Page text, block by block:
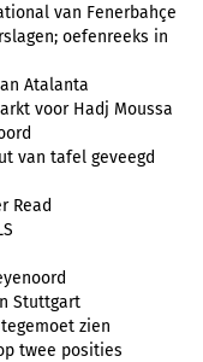
van Fenerbahçe
oefenreeks in
Atalanta
voor Hadj Moussa
van tafel geveegd
Read
Stuttgart
zien
twee posities